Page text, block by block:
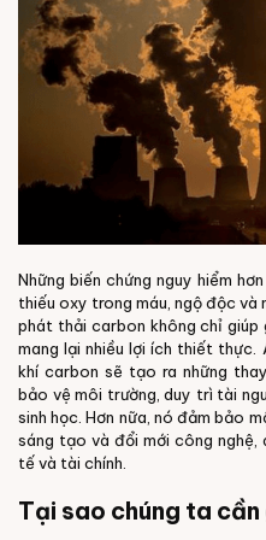
Những biến chứng nguy hiểm
thiếu oxy trong máu, ngộ độc và
phát thải carbon không chỉ giúp
mang lại nhiều lợi ích thiết thực.
khí carbon sẽ tạo ra những
bảo vệ môi trường, duy trì tài
sinh học. Hơn nữa, nó đảm bảo
sáng tạo và đổi mới công
tế và tài chính.
Tại sao chúng ta